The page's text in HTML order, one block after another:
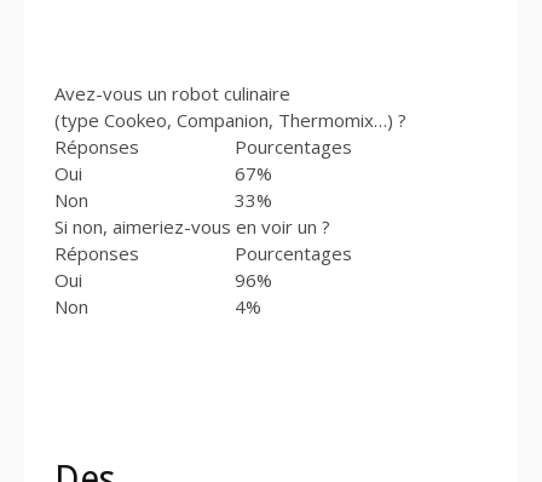
Avez-vous un robot culinaire
(type Cookeo, Companion, Thermomix…) ?
Réponses
Pourcentages
Oui
67%
Non
33%
Si non, aimeriez-vous en voir un ?
Réponses
Pourcentages
Oui
96%
Non
4%